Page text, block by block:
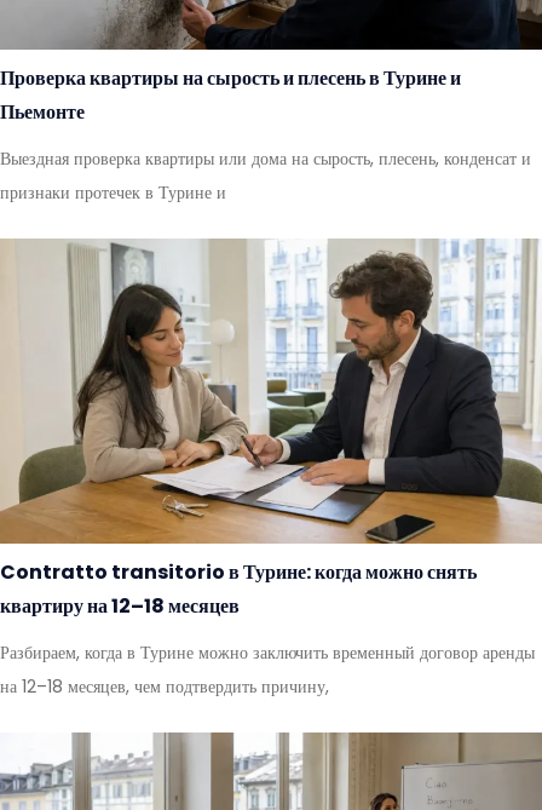
Проверка квартиры на сырость и плесень в Турине и
Пьемонте
Выездная проверка квартиры или дома на сырость, плесень, конденсат и
признаки протечек в Турине и
Contratto transitorio в Турине: когда можно снять
квартиру на 12–18 месяцев
Разбираем, когда в Турине можно заключить временный договор аренды
на 12–18 месяцев, чем подтвердить причину,